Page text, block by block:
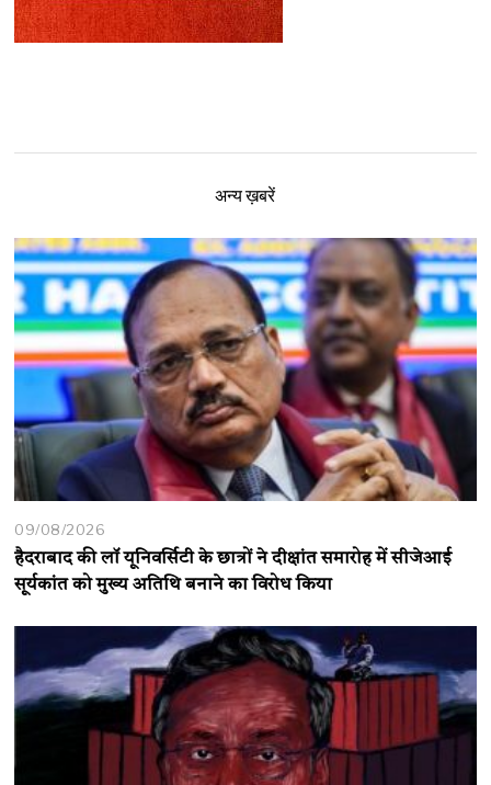
अन्य ख़बरें
09/08/2026
हैदराबाद की लॉ यूनिवर्सिटी के छात्रों ने दीक्षांत समारोह में सीजेआई
सूर्यकांत को मुख्य अतिथि बनाने का विरोध किया